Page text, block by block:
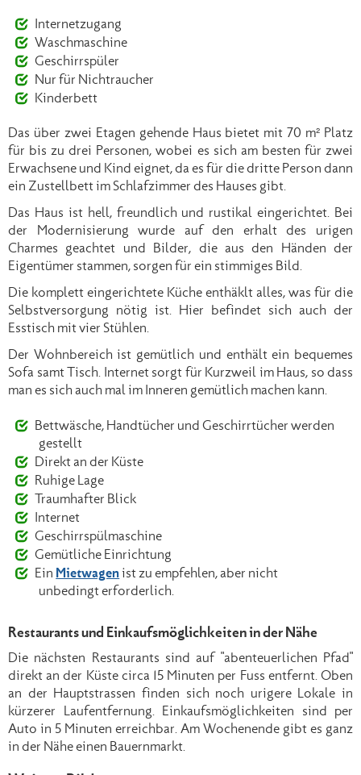
Internetzugang
Waschmaschine
Geschirrspüler
Nur für Nichtraucher
Kinderbett
Das über zwei Etagen gehende Haus bietet mit 70 m² Platz
für bis zu drei Personen, wobei es sich am besten für zwei
Erwachsene und Kind eignet, da es für die dritte Person dann
ein Zustellbett im Schlafzimmer des Hauses gibt.
Das Haus ist hell, freundlich und rustikal eingerichtet. Bei
der Modernisierung wurde auf den erhalt des urigen
Charmes geachtet und Bilder, die aus den Händen der
Eigentümer stammen, sorgen für ein stimmiges Bild.
Die komplett eingerichtete Küche enthäklt alles, was für die
Selbstversorgung nötig ist. Hier befindet sich auch der
Esstisch mit vier Stühlen.
Der Wohnbereich ist gemütlich und enthält ein bequemes
Sofa samt Tisch. Internet sorgt für Kurzweil im Haus, so dass
man es sich auch mal im Inneren gemütlich machen kann.
Bettwäsche, Handtücher und Geschirrtücher werden
gestellt
Direkt an der Küste
Ruhige Lage
Traumhafter Blick
Internet
Geschirrspülmaschine
Gemütliche Einrichtung
Ein Mietwagen ist zu empfehlen, aber nicht
unbedingt erforderlich.
Restaurants und Einkaufsmöglichkeiten in der Nähe
Die nächsten Restaurants sind auf "abenteuerlichen Pfad"
direkt an der Küste circa 15 Minuten per Fuss entfernt. Oben
an der Hauptstrassen finden sich noch urigere Lokale in
kürzerer Laufentfernung. Einkaufsmöglichkeiten sind per
Auto in 5 Minuten erreichbar. Am Wochenende gibt es ganz
in der Nähe einen Bauernmarkt.